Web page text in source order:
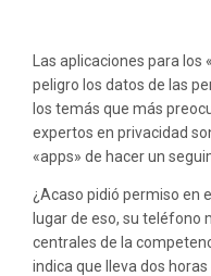
Las aplicaciones para
peligro los datos de las
los temás que más
expertos en privacidad
«apps» de hacer un
¿Acaso pidió permiso en
lugar de eso, su teléfono
centrales de la
indica que lleva dos